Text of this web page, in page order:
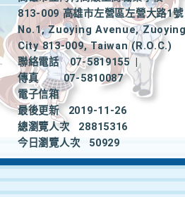
813-009 高雄市左營區左營大路1號
No.1, Zuoying Avenue,
City 813-009, Taiwan (R.O.C.)
聯絡電話
07-5819155
|
傳真
07-5810087
電子信箱
最後更新
2019-11-26
總瀏覽人次
28815316
今日瀏覽人次
50929